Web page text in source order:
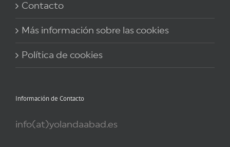
Contacto
Más información sobre las cookies
Política de cookies
Información de Contacto
info(at)yolandaabad.es